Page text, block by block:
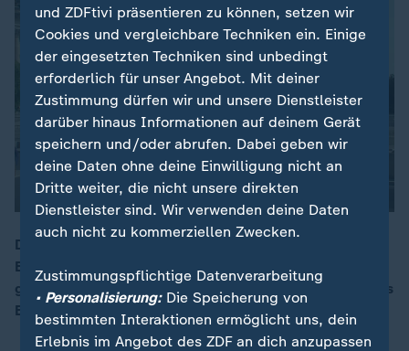
00:15
Das neue Wehrdienstgesetz wurde vom
Bundeskabinett verabschiedet. Wie es jetzt weiter
geht, berichtet ZDF-Korrespondent Andreas Kynast aus
Berlin.
und ZDFtivi präsentieren zu können, setzen wir
Cookies und vergleichbare Techniken ein. Einige
der eingesetzten Techniken sind unbedingt
erforderlich für unser Angebot. Mit deiner
Zustimmung dürfen wir und unsere Dienstleister
darüber hinaus Informationen auf deinem Gerät
speichern und/oder abrufen. Dabei geben wir
deine Daten ohne deine Einwilligung nicht an
Dritte weiter, die nicht unsere direkten
Dienstleister sind. Wir verwenden deine Daten
auch nicht zu kommerziellen Zwecken.
Zustimmungspflichtige Datenverarbeitung
• Personalisierung:Die Speicherung von
bestimmten Interaktionen ermöglicht uns, dein
Erlebnis im Angebot des ZDF an dich anzupassen